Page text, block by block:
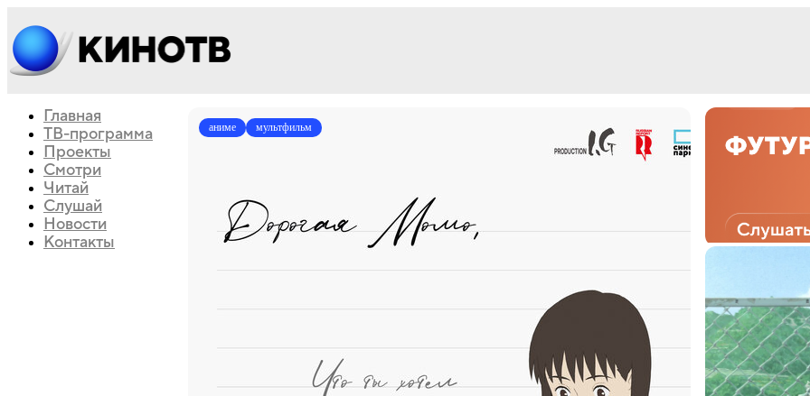
Главная
ТВ-программа
Проекты
Смотри
Читай
Слушай
Новости
Контакты
аниме мультфильм